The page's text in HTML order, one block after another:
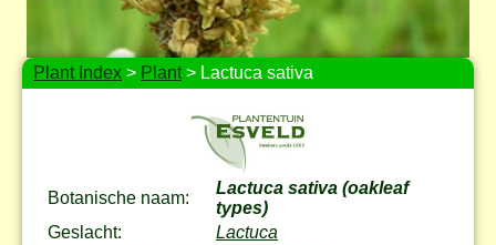
Plant Index > Plant> Lactuca sativa
Botanische naam:
Lactuca sativa (oakleaf
types)
Geslacht:
Lactuca